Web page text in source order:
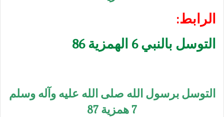
الرابط:
التوسل بالنبي 6 الهمزية 86
التوسل برسول الله صلى الله عليه وآله وسلم
7 همزية 87